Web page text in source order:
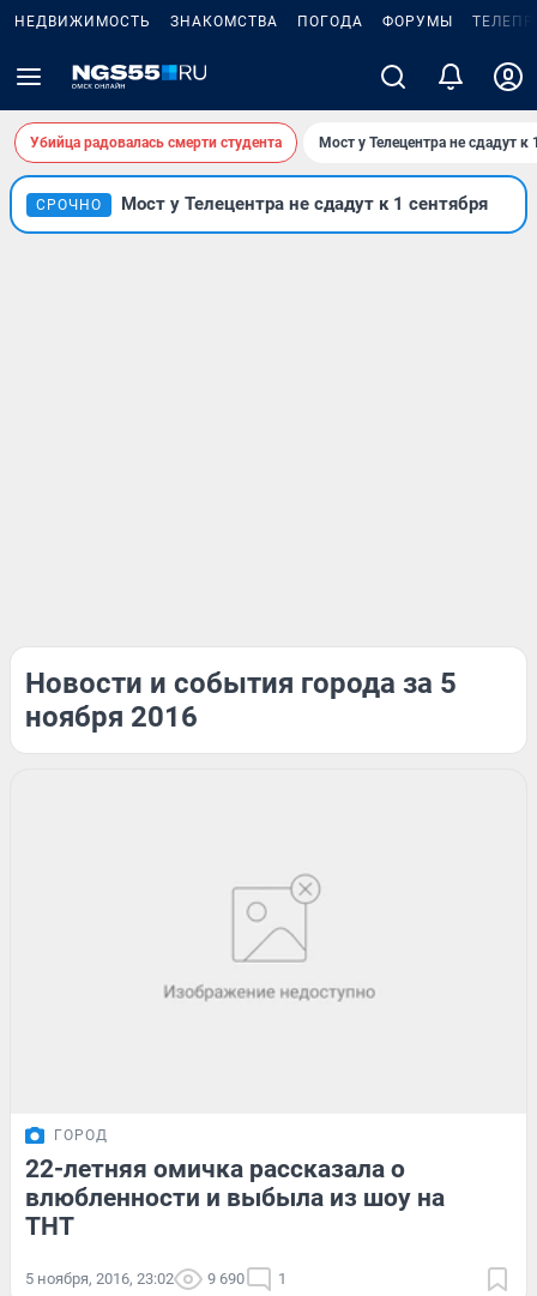
НЕДВИЖИМОСТЬ ЗНАКОМСТВА ПОГОДА ФОРУМЫ
Убийца радовалась смерти студента Мост у Телецентра не сдадут к
СРОЧНО Мост у Телецентра не сдадут к 1 сентября
Новости и события города за 5
ноября 2016
ГОРОД
22-летняя омичка рассказала о
влюбленности и выбыла из шоу на
ТНТ
5 ноября, 2016, 23:02 9 690 1